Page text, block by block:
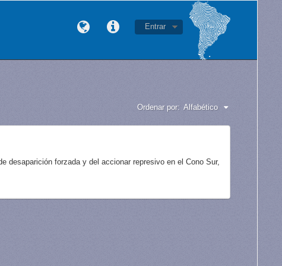
Entrar
Ordenar por: Alfabético
desaparición forzada y del accionar represivo en el Cono Sur,